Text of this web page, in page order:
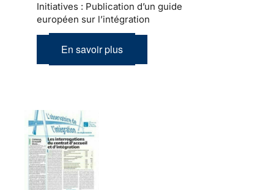
Initiatives : Publication d’un guide
européen sur l’intégration
En savoir plus